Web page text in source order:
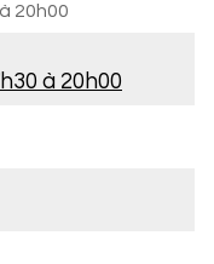
20h00
à 20h00